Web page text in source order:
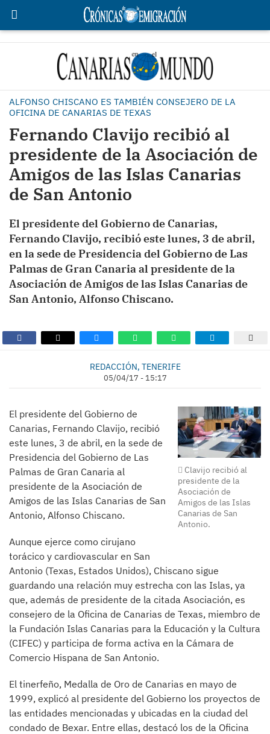
ALFONSO CHISCANO ES TAMBIÉN CONSEJERO DE LA
OFICINA DE CANARIAS DE TEXAS
Fernando Clavijo recibió al
presidente de la Asociación de
Amigos de las Islas Canarias
de San Antonio
El presidente del Gobierno de Canarias,
Fernando Clavijo, recibió este lunes, 3 de abril,
en la sede de Presidencia del Gobierno de Las
Palmas de Gran Canaria al presidente de la
Asociación de Amigos de las Islas Canarias de
San Antonio, Alfonso Chiscano.
REDACCIÓN, TENERIFE
05/04/17 - 15:17
Clavijo recibió al
presidente de la
Asociación de
Amigos de las Islas
Canarias de San
Antonio.
El presidente del Gobierno de
Canarias, Fernando Clavijo, recibió
este lunes, 3 de abril, en la sede de
Presidencia del Gobierno de Las
Palmas de Gran Canaria al
presidente de la Asociación de
Amigos de las Islas Canarias de San
Antonio, Alfonso Chiscano.
Aunque ejerce como cirujano
torácico y cardiovascular en San
Antonio (Texas, Estados Unidos), Chiscano sigue
guardando una relación muy estrecha con las Islas, ya
que, además de presidente de la citada Asociación, es
consejero de la Oficina de Canarias de Texas, miembro de
la Fundación Islas Canarias para la Educación y la Cultura
(CIFEC) y participa de forma activa en la Cámara de
Comercio Hispana de San Antonio.
El tinerfeño, Medalla de Oro de Canarias en mayo de
1999, explicó al presidente del Gobierno los proyectos de
las entidades mencionadas y ubicadas en la ciudad del
condado de Bexar. Entre ellas, destacó los de la Oficina